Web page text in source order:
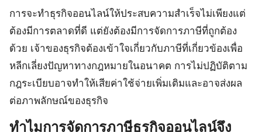
การจะทำธุรกิจออนไลน์ให้ประสบความสำเร็จไม่เพียงแต่
ต้องมีการตลาดที่ดี แต่ยังต้องมีการจัดการภาษีที่ถูกต้อง
ด้วย เจ้าของธุรกิจต้องเข้าใจเกี่ยวกับภาษีที่เกี่ยวข้องเพื่อ
หลีกเลี่ยงปัญหาทางกฎหมายในอนาคต การไม่ปฏิบัติตาม
กฎระเบียบอาจทำให้เสียค่าใช้จ่ายเพิ่มเติมและอาจส่งผล
ต่อภาพลักษณ์ของธุรกิจ
ทำไมการจัดการภาษีธุรกิจออนไลน์จึง